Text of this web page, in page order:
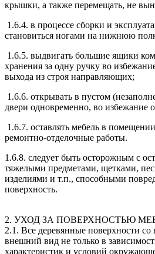
крышки, а также перемещать, не
1.6.4. в процессе сборки и
становиться ногами на нижнюю
1.6.5. выдвигать большие ящики
хранения за одну ручку во
выхода из строя направляющих;
1.6.6. открывать в пустом
двери одновременно, во избежание
1.6.7. оставлять мебель в
ремонтно-отделочные работы.
1.6.8. следует быть осторожным с
тяжелыми предметами, щетками,
изделиями и т.п., способными
поверхность.
2. УХОД ЗА ПОВЕРХНОСТЬЮ
2.1. Все деревянные поверхности
внешний вид не только в
характеристик и условий